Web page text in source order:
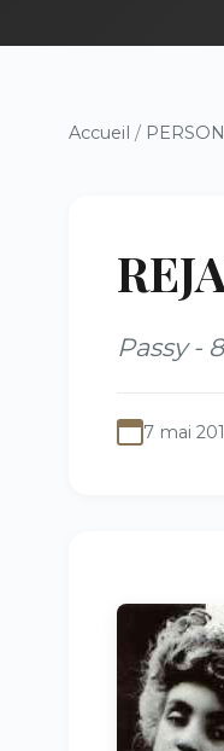
Accueil /
Passy -
7 mai